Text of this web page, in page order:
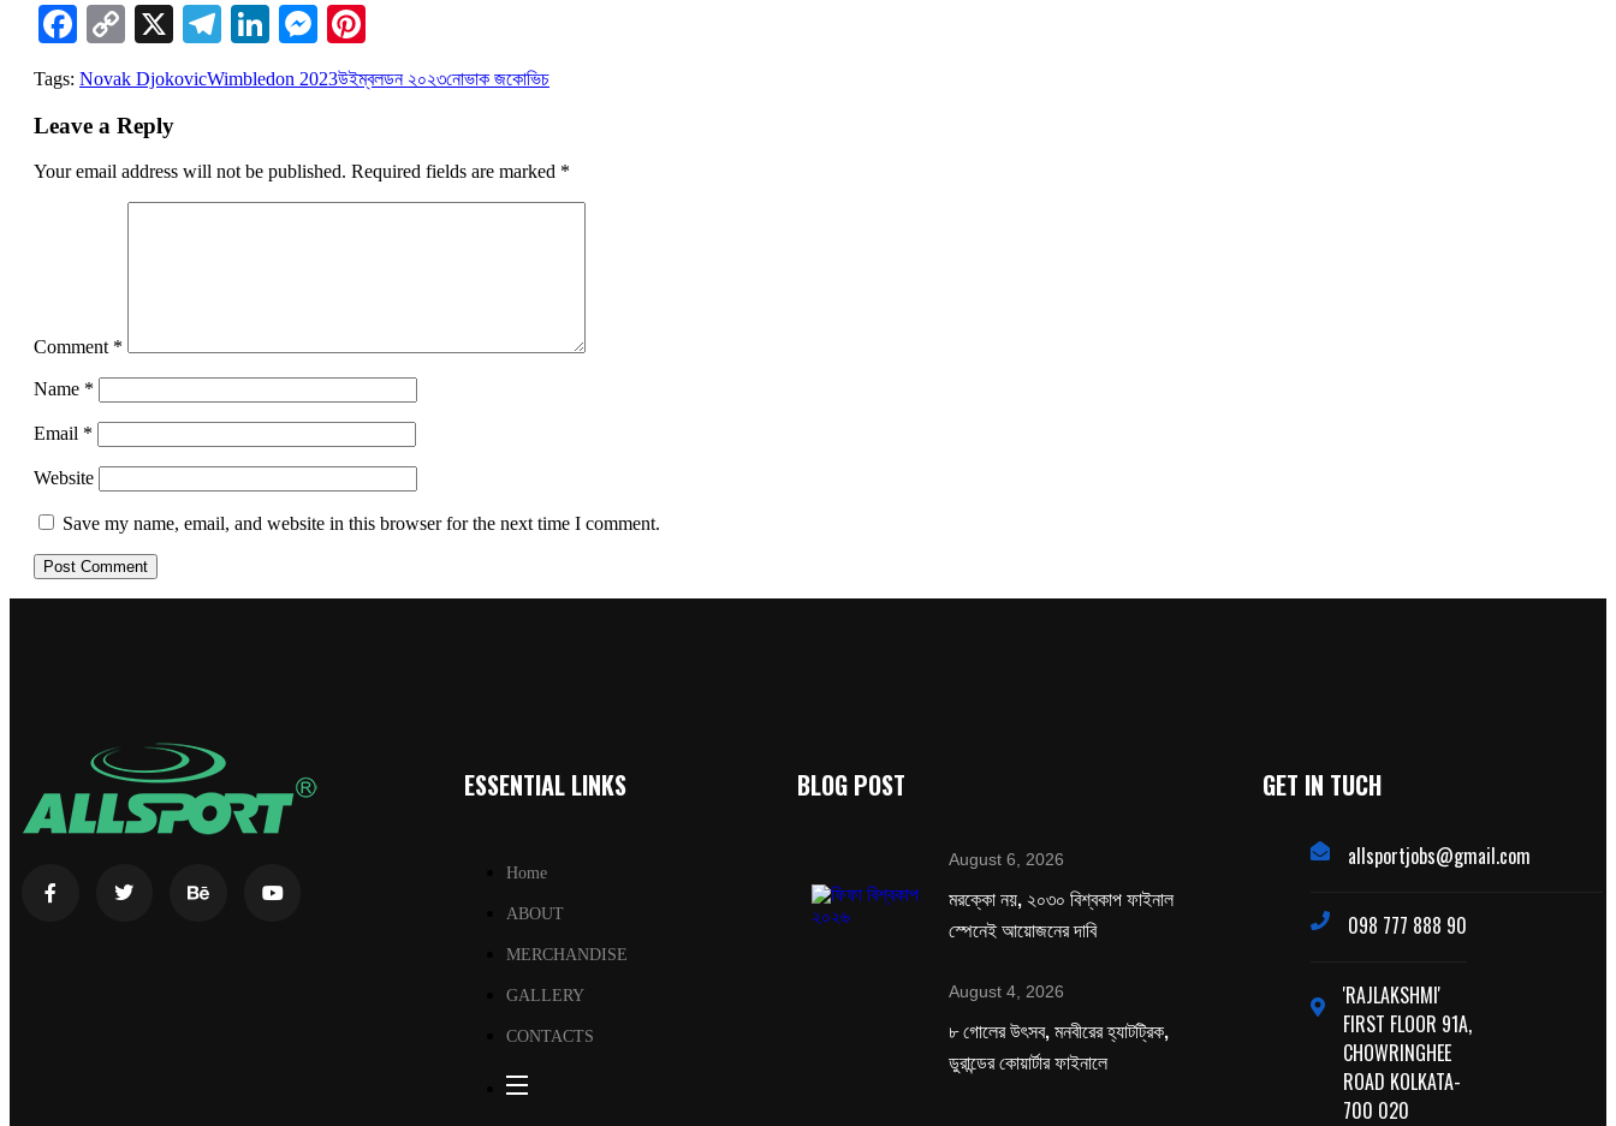
Facebook
Copy
Link
X Telegram
LinkedIn
Messenger
Tags: Novak DjokovicWimbledon 2023উইম্বলডন ২০২৩নোভাক জকোভিচ
Leave a Reply
Your email address will not be published. Required fields are marked *
Comment *
Name *
Email *
Website
Save my name, email, and website in this browser for the next time I comment.
ESSENTIAL LINKS
Home
ABOUT
MERCHANDISE
GALLERY
CONTACTS
BLOG POST
August 6, 2026
মরক্কো নয়, ২০৩০ বিশ্বকাপ ফাইনাল
স্পেনেই আয়োজনের দাবি
August 4, 2026
৮ গোলের উৎসব, মনবীরের হ্যাটট্রিক,
ডুরান্ডের কোয়ার্টার ফাইনালে
GET IN TUCH
allsportjobs@gmail.com
098 777 888 90
'RAJLAKSHMI'
FIRST FLOOR 91A,
CHOWRINGHEE
ROAD KOLKATA-
700 020